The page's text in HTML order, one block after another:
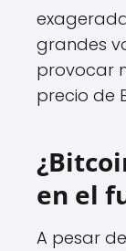
grandes
provocar
precio de
en el
A pesar